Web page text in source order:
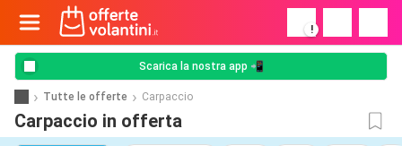
!
Scarica la nostra app 📲
Tutte le offerte Carpaccio
Carpaccio in offerta